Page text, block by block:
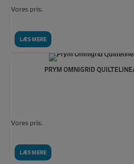
LÆS MERE
Vores pris:
PRYM OMNIGRID
LÆS MERE
Vores pris: